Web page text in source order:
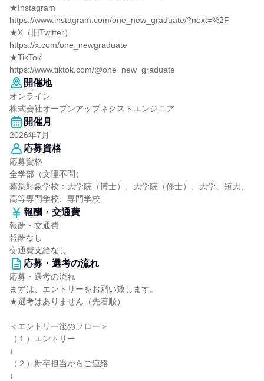
★Instagram
https://www.instagram.com/one_new_graduate/?next=%2F
★X（旧Twitter）
https://x.com/one_newgraduate
★TikTok
https://www.tiktok.com/@one_new_graduate
開催地
オンライン
株式会社オープンアップネクストエンジニア
開催月
2026年7月
応募資格
応募資格
全学部（文理不問）
募集対象学校：大学院（博士）、大学院（修士）、大学、短大、
高等専門学校、専門学校
報酬・交通費
報酬・交通費
報酬なし
交通費支給なし
応募・選考の流れ
応募・選考の流れ
まずは、エントリーをお願い致します。
★選考はありません（先着順）
＜エントリー後のフロー＞
（１）エントリー
↓
（２）新卒担当からご連絡
↓